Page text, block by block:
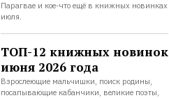
Парагвае и кое-что ещё в книжных новинках
июля.
ТОП-12 книжных новинок
июня 2026 года
Взрослеющие мальчишки, поиск родины,
посапывающие кабанчики, великие поэты,